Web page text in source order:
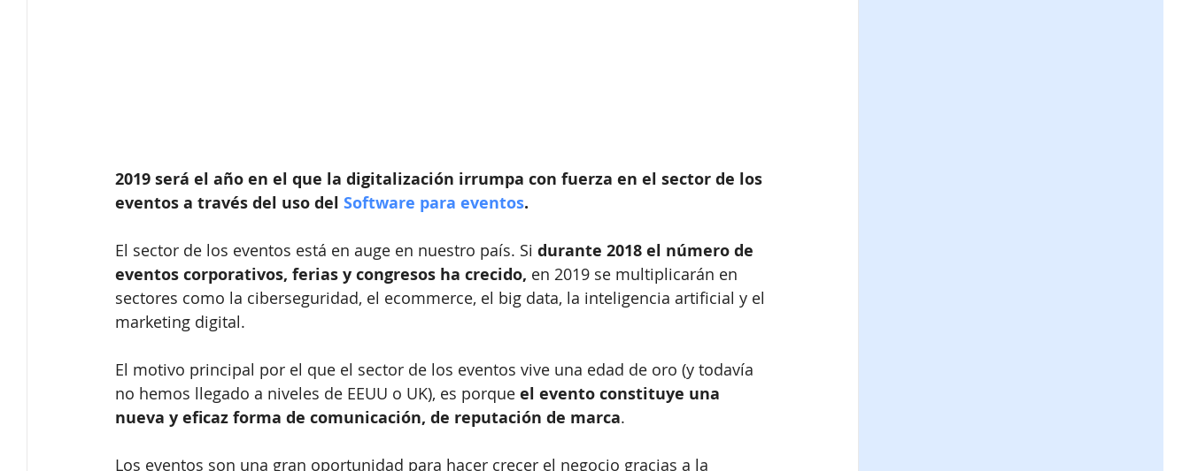
2019 será el año en el que la digitalización irrumpa con fuerza en el sector de los
eventos a través del uso del Software para eventos.
El sector de los eventos está en auge en nuestro país. Si durante 2018 el número de
eventos corporativos, ferias y congresos ha crecido, en 2019 se multiplicarán en
sectores como la ciberseguridad, el ecommerce, el big data, la inteligencia artificial y el
marketing digital.
El motivo principal por el que el sector de los eventos vive una edad de oro (y todavía
no hemos llegado a niveles de EEUU o UK), es porque el evento constituye una
nueva y eficaz forma de comunicación, de reputación de marca.
Los eventos son una gran oportunidad para hacer crecer el negocio gracias a la